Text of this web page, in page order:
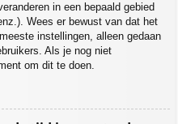
in een bepaald gebied
Wees er bewust van dat het
instellingen, alleen gedaan
Als je nog niet
om dit te doen.